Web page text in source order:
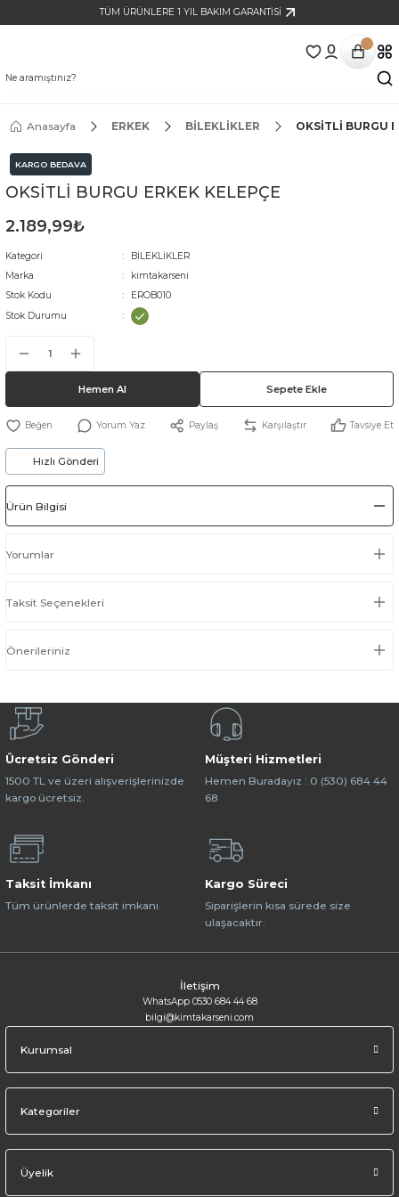
TÜM ÜRÜNLERE 1 YIL BAKIM GARANTİSİ
Anasayfa ERKEK BİLEKLİKLER OKSİTLİ BURGU
KARGO BEDAVA
OKSİTLİ BURGU ERKEK KELEPÇE
2.189,99₺
Kategori
BİLEKLİKLER
Marka
kimtakarseni
Stok Kodu
EROB010
Stok Durumu
Hemen Al Sepete Ekle
Yorum Yaz Paylaş Karşılaştır Tavsiye Et
Hızlı Gönderi
Ürün Bilgisi
Yorumlar
Taksit Seçenekleri
Önerileriniz
Ücretsiz Gönderi
1500 TL ve üzeri alışverişlerinizde
kargo ücretsiz.
Müşteri Hizmetleri
Hemen Buradayız : 0 (530) 684 44
68
Taksit İmkanı
Tüm ürünlerde taksit imkanı.
Kargo Süreci
Siparişlerin kısa sürede size
ulaşacaktır.
İletişim
WhatsApp 0530 684 44 68
bilgi@kimtakarseni.com
Kurumsal
Kategoriler
Üyelik